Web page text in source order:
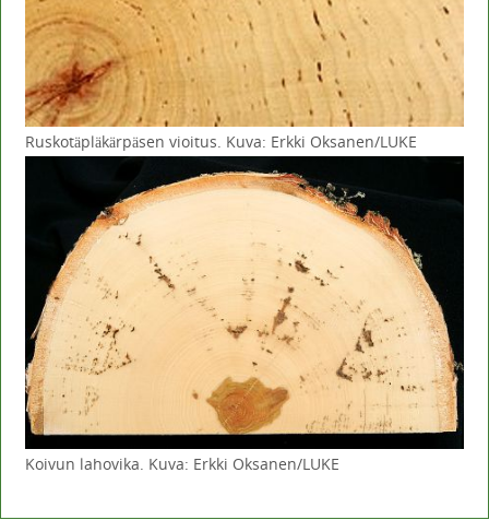
Ruskotäpläkärpäsen vioitus. Kuva: Erkki Oksanen/LUKE
Koivun lahovika. Kuva: Erkki Oksanen/LUKE